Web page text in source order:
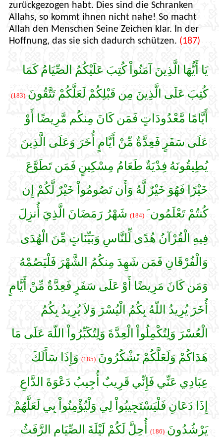
zurückgezogen habt. Dies sind die Schranken
Allahs, so kommt ihnen nicht nahe! So macht
Allah den Menschen Seine Zeichen klar. In der
Hoffnung, das sie sich dadurch schützen. (187)
يَا أَيُّهَا الَّذِينَ آمَنُواْ كُتِبَ عَلَيْكُمُ الصِّيَامُ كَمَا
كُتِبَ عَلَى الَّذِينَ مِن قَبْلِكُمْ لَعَلَّكُمْ تَتَّقُونَ (183)
أَيَّامًا مَّعْدُودَاتٍ فَمَن كَانَ مِنكُم مَّرِيضًا أَوْ
عَلَى سَفَرٍ فَعِدَّةٌ مِّنْ أَيَّامٍ أُخَرَ وَعَلَى الَّذِينَ
يُطِيقُونَهُ فِدْيَةٌ طَعَامُ مِسْكِينٍ فَمَن تَطَوَّعَ
خَيْرًا فَهُوَ خَيْرٌ لَّهُ وَأَن تَصُومُواْ خَيْرٌ لَّكُمْ إِن
كُنتُمْ تَعْلَمُون َ (184) شَهْرُ رَمَضَانَ الَّذِيَ أُنزِلَ
فِيهِ الْقُرْآنُ هُدًى لِّلنَّاسِ وَبَيِّنَاتٍ مِّنَ الْهُدَى
وَالْفُرْقَانِ فَمَن شَهِدَ مِنكُمُ الشَّهْرَ فَلْيَصُمْهُ
وَمَن كَانَ مَرِيضًا أَوْ عَلَى سَفَرٍ فَعِدَّةٌ مِّنْ أَيَّامٍ
أُخَرَ يُرِيدُ اللّهُ بِكُمُ الْيُسْرَ وَلاَ يُرِيدُ بِكُمُ
الْعُسْرَ وَلِتُكْمِلُواْ الْعِدَّةَ وَلِتُكَبِّرُواْ اللّهَ عَلَى مَا
هَدَاكُمْ وَلَعَلَّكُمْ تَشْكُرُونَ (185) وَإِذَا سَأَلَكَ
عِبَادِي عَنِّي فَإِنِّي قَرِيبٌ أُجِيبُ دَعْوَةَ الدَّاعِ
إِذَا دَعَانِ فَلْيَسْتَجِيبُواْ لِي وَلْيُؤْمِنُواْ بِي لَعَلَّهُمْ
يَرْشُدُونَ (186) أُحِلَّ لَكُمْ لَيْلَةَ الصِّيَامِ الرَّفَثُ